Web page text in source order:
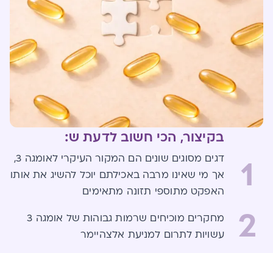
בקיצור, הכי חשוב לדעת ש:
1
דגים מסוגים שונים הם המקור העיקרי לאומגה 3,
אך מי שאינו מרבה באכילתם יוכל להשיג את אותו
האפקט מתוספי תזונה מתאימים
2
מחקרים מוכיחים שרמות גבוהות של אומגה 3
עשויות לתרום למניעת אלצהיימר